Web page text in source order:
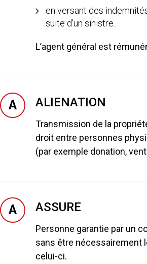
en versant des
suite d’un sinistre.
L’agent général est
A ALIENATION
Transmission de la
droit entre personnes
(par exemple donation,
A ASSURE
Personne garantie par un
sans être nécessairement
celui-ci.